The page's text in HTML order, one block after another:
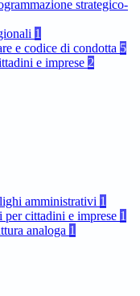
strategico-
1
e codice di condotta 5
e imprese 2
amministrativi 1
cittadini e imprese 1
analoga 1